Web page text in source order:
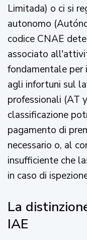
Limitada) o ci si
autonomo
codice CNAE
associato
fondamentale
agli infortuni sul
professionali (AT
classificazione
pagamento di
necessario o, al
insufficiente che
in caso di
La
IAE